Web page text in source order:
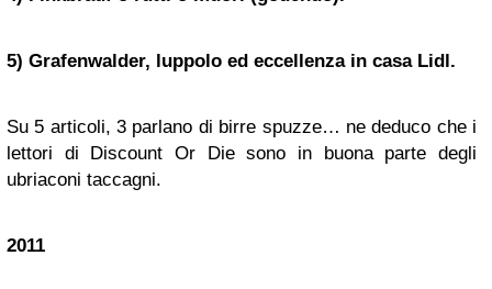
5) Grafenwalder, luppolo ed eccellenza in casa Lidl.
Su 5 articoli, 3 parlano di birre spuzze… ne deduco che i
lettori di Discount Or Die sono in buona parte degli
ubriaconi taccagni.
2011